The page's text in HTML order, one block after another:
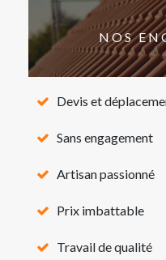
NOS
Devis et
Sans engagement
Artisan passionné
Prix imbattable
Travail de qualité